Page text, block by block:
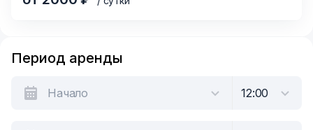
Период аренды